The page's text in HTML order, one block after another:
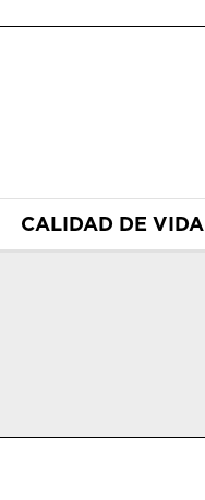
CALIDAD DE VIDA